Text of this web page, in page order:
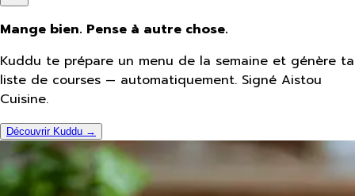
Mange bien. Pense à autre chose.
Kuddu te prépare un menu de la semaine et génère ta
liste de courses — automatiquement. Signé Aistou
Cuisine.
Découvrir Kuddu →